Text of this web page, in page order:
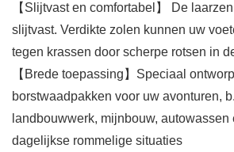
【Slijtvast en comfortabel】 De
slijtvast. Verdikte zolen kunnen uw
tegen krassen door scherpe rotsen in
【Brede toepassing】Speciaal
borstwaadpakken voor uw avonturen,
landbouwwerk, mijnbouw, autowassen
dagelijkse rommelige situaties